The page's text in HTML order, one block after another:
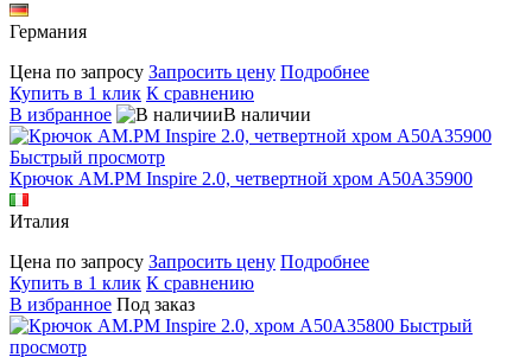
Германия
Цена по запросу Запросить цену Подробнее
Купить в 1 клик К сравнению
В избранное
В наличии
Быстрый просмотр
Крючок AM.PM Inspire 2.0, четвертной хром A50A35900
Италия
Цена по запросу Запросить цену Подробнее
Купить в 1 клик К сравнению
В избранное Под заказ
Быстрый
просмотр